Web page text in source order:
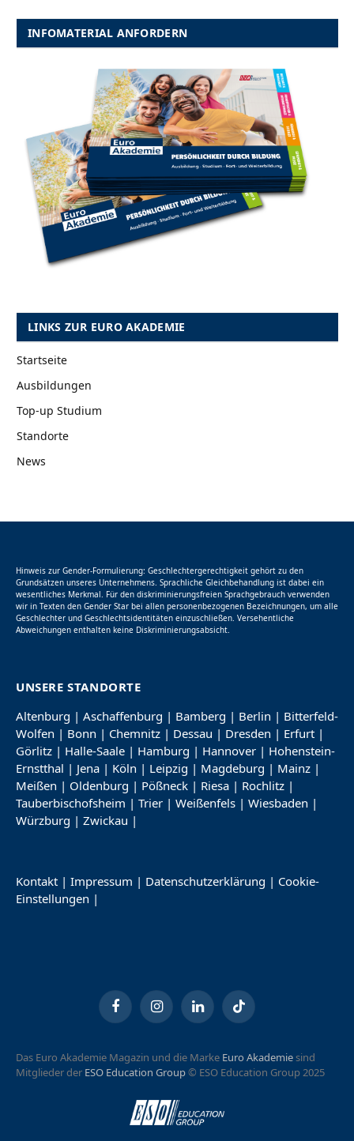
INFOMATERIAL ANFORDERN
LINKS ZUR EURO AKADEMIE
Startseite
Ausbildungen
Top-up Studium
Standorte
News
Hinweis zur Gender-Formulierung: Geschlechtergerechtigkeit gehört zu den
Grundsätzen unseres Unternehmens. Sprachliche Gleichbehandlung ist dabei ein
wesentliches Merkmal. Für den diskriminierungsfreien Sprachgebrauch verwenden
wir in Texten den Gender Star bei allen personenbezogenen Bezeichnungen, um alle
Geschlechter und Geschlechtsidentitäten einzuschließen. Versehentliche
Abweichungen enthalten keine Diskriminierungsabsicht.
UNSERE STANDORTE
Altenburg | Aschaffenburg | Bamberg | Berlin | Bitterfeld-
Wolfen | Bonn | Chemnitz | Dessau | Dresden | Erfurt |
Görlitz | Halle-Saale | Hamburg | Hannover | Hohenstein-
Ernstthal | Jena | Köln | Leipzig | Magdeburg | Mainz |
Meißen | Oldenburg | Pößneck | Riesa | Rochlitz |
Tauberbischofsheim | Trier | Weißenfels | Wiesbaden |
Würzburg | Zwickau |
Kontakt | Impressum | Datenschutzerklärung | Cookie-
Einstellungen |
FacebookInstagramLinkedInTikTok
Das Euro Akademie Magazin und die Marke Euro Akademiesind
Mitglieder der ESO Education Group© ESO Education Group 2025